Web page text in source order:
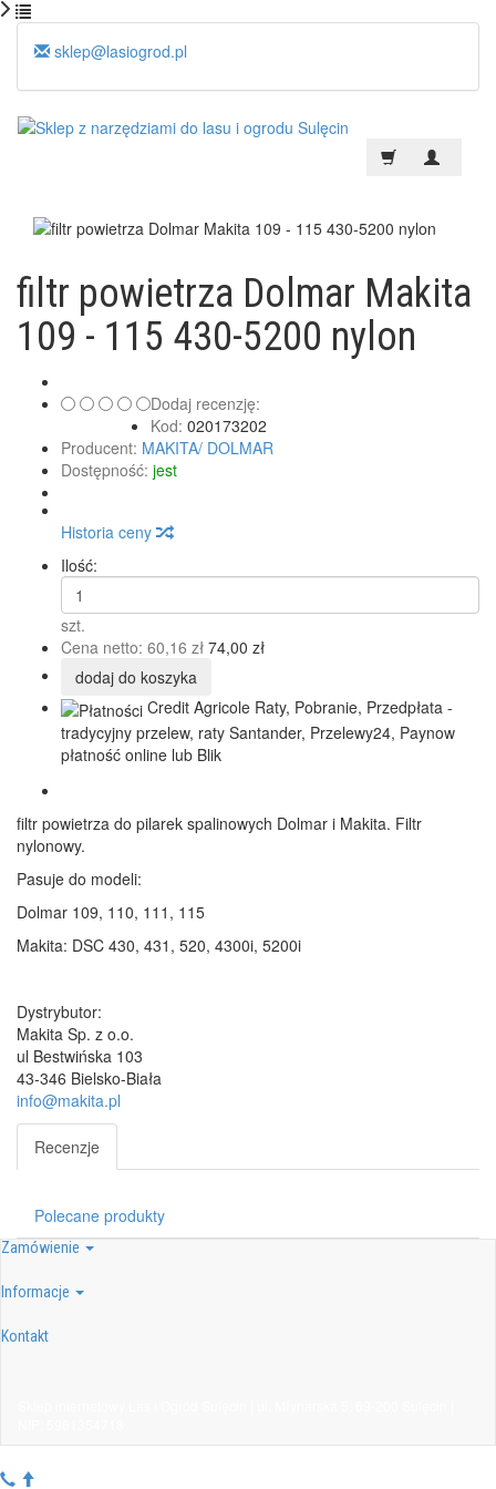
sklep@lasiogrod.pl
filtr powietrza Dolmar Makita
109 - 115 430-5200 nylon
Dodaj recenzję:
Kod: 020173202
Producent: MAKITA/ DOLMAR
Dostępność: jest
Historia ceny
Ilość:
szt.
Cena netto: 60,16 zł 74,00 zł
dodaj do koszyka
Credit Agricole Raty, Pobranie, Przedpłata -
tradycyjny przelew, raty Santander, Przelewy24, Paynow
płatność online lub Blik
filtr powietrza do pilarek spalinowych Dolmar i Makita. Filtr
nylonowy.
Pasuje do modeli:
Dolmar 109, 110, 111, 115
Makita: DSC 430, 431, 520, 4300i, 5200i
Dystrybutor:
Makita Sp. z o.o.
ul Bestwińska 103
43-346 Bielsko-Biała
info@makita.pl
Recenzje
Polecane produkty
Zamówienie
Informacje
Kontakt